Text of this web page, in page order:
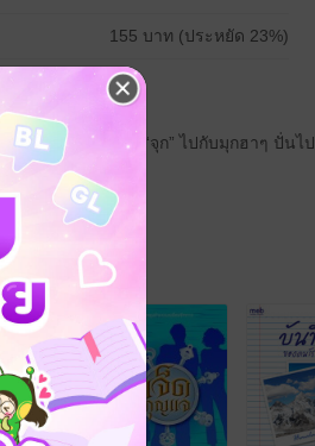
155 บาท (ประหยัด 23%)
มและชมจนผู้อ่าน “จุก” ไปกับมุกฮาๆ ปั่นไป